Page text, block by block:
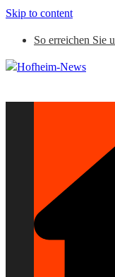
Skip to content
So erreichen Sie